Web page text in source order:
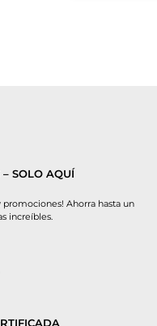
– SOLO AQUÍ
Ahorra hasta un
increíbles.